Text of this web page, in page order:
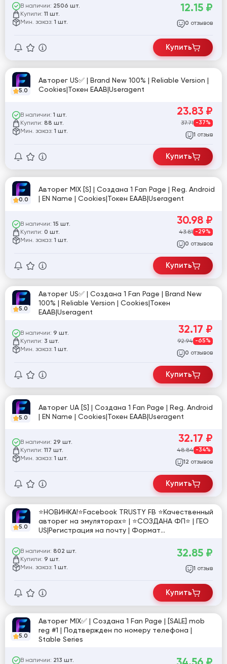
В наличии: 2506 шт.
Купили: 11 шт.
Мин. заказ: 1 шт.
12.15 ₽
0 отзывов
Купить
5.0
Авторег US✅ | Brand New 100% | Reliable Version |
Cookies|Токен EAAB|Useragent
В наличии: 1 шт.
Купили: 88 шт.
Мин. заказ: 1 шт.
23.83 ₽
37.71 -37%
1 отзыв
Купить
0.0
Авторег MIX [S] | Создана 1 Fan Page | Reg. Android
| EN Name | Cookies|Токен EAAB|Useragent
В наличии: 15 шт.
Купили: 0 шт.
Мин. заказ: 1 шт.
30.98 ₽
43.81 -29%
0 отзывов
Купить
5.0
Авторег US✅ | Создана 1 Fan Page | Brand New
100% | Reliable Version | Cookies|Токен
EAAB|Useragent
В наличии: 9 шт.
Купили: 3 шт.
Мин. заказ: 1 шт.
32.17 ₽
92.94 -65%
0 отзывов
Купить
5.0
Авторег UA [S] | Создана 1 Fan Page | Reg. Android
| EN Name | Cookies|Токен EAAB|Useragent
В наличии: 29 шт.
Купили: 117 шт.
Мин. заказ: 1 шт.
32.17 ₽
48.84 -34%
12 отзывов
Купить
5.0
⭐️НОВИНКА!⭐️Facebook TRUSTY FB ⭐️Качественный
авторег на эмуляторах⭐️ | ⭐️СОЗДАНА ФП⭐️ | ГЕО
US|Регистрация на почту | Формат
В наличии: 802 шт.
Купили: 9 шт.
Мин. заказ: 1 шт.
32.85 ₽
1 отзыв
Купить
5.0
Авторег MIX✅ | Создана 1 Fan Page | [SALE] mob
reg #1 | Подтвержден по номеру телефона |
Stable Series
В наличии: 213 шт.